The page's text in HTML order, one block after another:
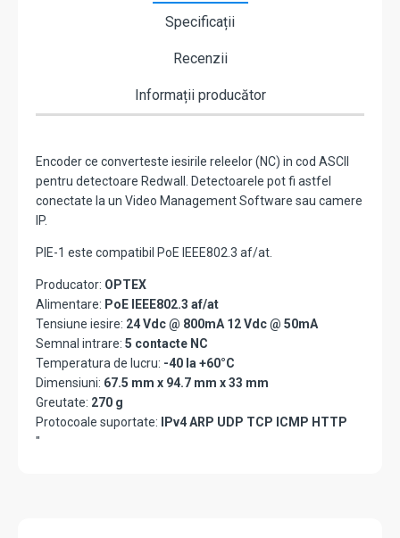
Specificații
Recenzii
Informații producător
Encoder ce converteste iesirile releelor (NC) in cod ASCII
pentru detectoare Redwall. Detectoarele pot fi astfel
conectate la un Video Management Software sau camere
IP.
PIE-1 este compatibil PoE IEEE802.3 af/at.
Producator: OPTEX
Alimentare: PoE IEEE802.3 af/at
Tensiune iesire: 24 Vdc @ 800mA 12 Vdc @ 50mA
Semnal intrare: 5 contacte NC
Temperatura de lucru: -40 la +60°C
Dimensiuni: 67.5 mm x 94.7 mm x 33 mm
Greutate: 270 g
Protocoale suportate:
IPv4 ARP UDP TCP ICMP HTTP
"